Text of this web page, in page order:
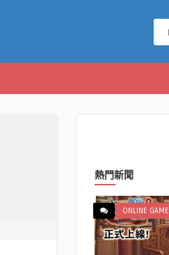
熱門新聞
ONLINE GAME